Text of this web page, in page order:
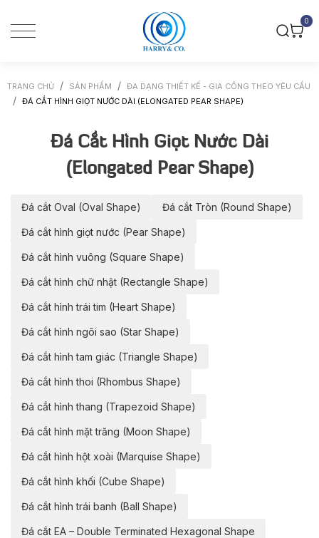
0
TRANG CHỦ SẢN PHẨM
ĐA DẠNG THIẾT KẾ - GIA CÔNG THEO YÊU CẦU
ĐÁ CẮT HÌNH GIỌT NƯỚC DÀI (ELONGATED PEAR SHAPE)
Đá Cắt Hình Giọt Nước Dài
(Elongated Pear Shape)
Đá cắt Oval (Oval Shape) Đá cắt Tròn (Round Shape)
Đá cắt hình giọt nước (Pear Shape)
Đá cắt hình vuông (Square Shape)
Đá cắt hình chữ nhật (Rectangle Shape)
Đá cắt hình trái tim (Heart Shape)
Đá cắt hình ngôi sao (Star Shape)
Đá cắt hình tam giác (Triangle Shape)
Đá cắt hình thoi (Rhombus Shape)
Đá cắt hình thang (Trapezoid Shape)
Đá cắt hình mặt trăng (Moon Shape)
Đá cắt hình hột xoài (Marquise Shape)
Đá cắt hình khối (Cube Shape)
Đá cắt hình trái banh (Ball Shape)
Đá cắt EA – Double Terminated Hexagonal Shape